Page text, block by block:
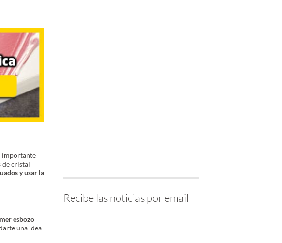
importante
de cristal
y usar la
esbozo
una idea
Recibe las noticias por email